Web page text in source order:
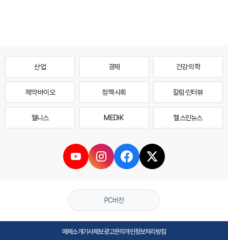
산업 경제 건강·의학
제약·바이오 정책·사회 칼럼·인터뷰
웰니스 MEDI·K 헬스인뉴스
PC버전
매체소개기사제보광고문의개인정보처리방침